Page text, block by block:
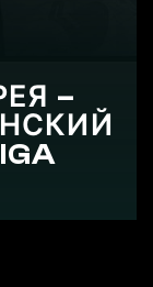
–